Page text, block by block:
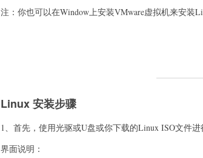
注：你也可以在Window上安装VMware虚拟机来安装
Linux 安装步骤
1、首先，使用光驱或U盘或你下载的Linux ISO文件进
界面说明：